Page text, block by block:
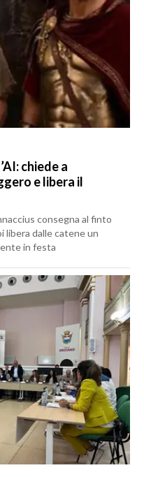
chiede a
e libera il
consegna al finto
libera dalle catene un
in festa